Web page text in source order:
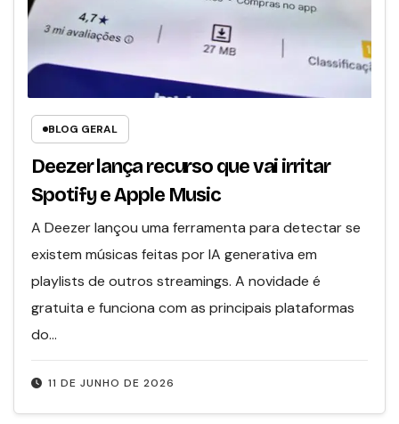
BLOG GERAL
Deezer lança recurso que vai irritar
Spotify e Apple Music
11 DE JUNHO DE 2026
A Deezer lançou uma ferramenta para detectar se
existem músicas feitas por IA generativa em
playlists de outros streamings. A novidade é
gratuita e funciona com as principais plataformas
do…